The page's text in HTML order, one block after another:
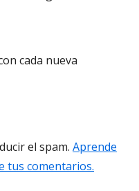
cada nueva
el spam. Aprende
tus comentarios.